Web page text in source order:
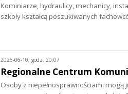
Kominiarze, hydraulicy, mechanicy,
szkoły kształcą poszukiwanych
2026-06-10, godz. 20:07
Regionalne Centrum
Osoby z niepełnosprawnościami mogą